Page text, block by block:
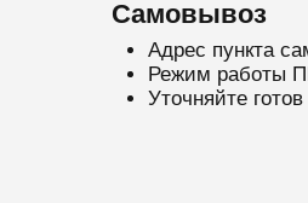
Самовывоз
Адрес пункта
Режим работы
Уточняйте